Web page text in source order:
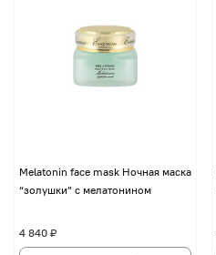
Melatonin face mask Ночная маска
“золушки” с мелатонином
4 840 ₽